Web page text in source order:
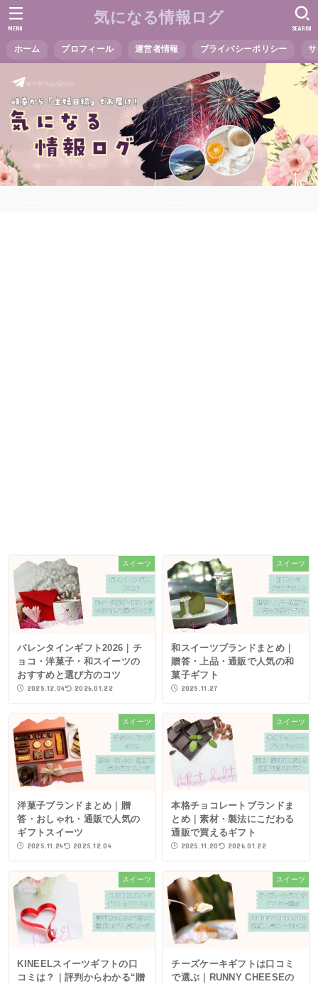
気になる情報ログ
ホーム プロフィール 運営者情報 プライバシーポリシー
SEARCH
MENU
スイーツ
バレンタインギフト2026｜チ
ョコ・洋菓子・和スイーツの
おすすめと選び方のコツ
2025.12.04 2026.01.22
スイーツ
和スイーツブランドまとめ｜
贈答・上品・通販で人気の和
菓子ギフト
2025.11.27
スイーツ
洋菓子ブランドまとめ｜贈
答・おしゃれ・通販で人気の
ギフトスイーツ
2025.11.24 2025.12.04
スイーツ
本格チョコレートブランドま
とめ｜素材・製法にこだわる
通販で買えるギフト
2025.11.20 2026.01.22
スイーツ
KINEELスイーツギフトの口
コミは？｜評判からわかる“贈
スイーツ
チーズケーキギフトは口コミ
で選ぶ｜RUNNY CHEESEの